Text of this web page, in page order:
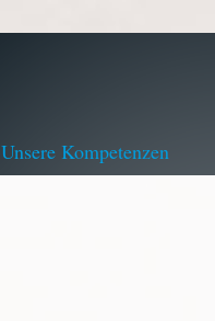
Unsere Kompetenzen